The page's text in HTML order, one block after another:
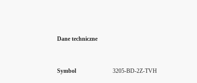
Dane techniczne
Symbol 3205-BD-2Z-TVH